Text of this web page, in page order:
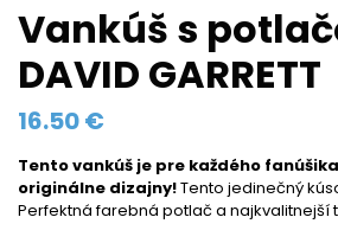
Vankúš s
DAVID GARRETT
16.50€
Tento vankúš je pre každého
originálne dizajny!Tento jedinečný
Perfektná farebná potlač a najkvalitnejší